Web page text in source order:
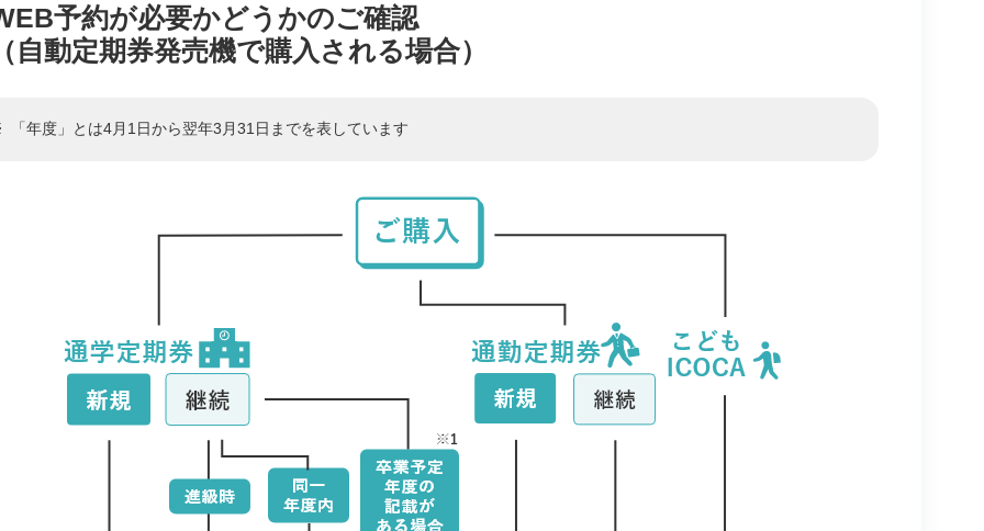
予約が必要かどうかのご確認
自動定期券発売機で購入される場合）
「年度」とは4月1日から翌年3月31日までを表しています